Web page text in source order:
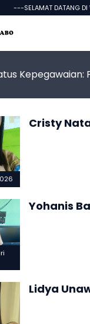
---SELAMAT DATANG DI
Kepegawaian:
Cristy
Yohanis
Lidya